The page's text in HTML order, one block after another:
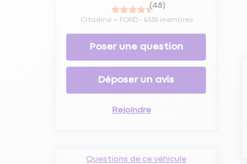
(48)
Citadine FORD - 6335 membres
Poser une question
Déposer un avis
Rejoindre
Questions de ce véhicule